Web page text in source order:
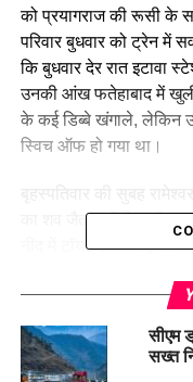
को प्रयागराज की रूसी के
परिवार बुधवार को ट्रेन में
कि बुधवार देर रात इटावा
उनकी आंख फतेहाबाद में
के कई डिब्बे खंगाले, लेकिन
स्विच ऑफ हो गया था।
का शव जैतपुर में मिला है।
नींद में टॉयलेट के लिए उठे
पुलिस ने बताया कि जैतपुर
से हुई। मृतक के हाथ में कंगन
था। थानाध्यक्ष जैतपुर की
सीएम
सख्त